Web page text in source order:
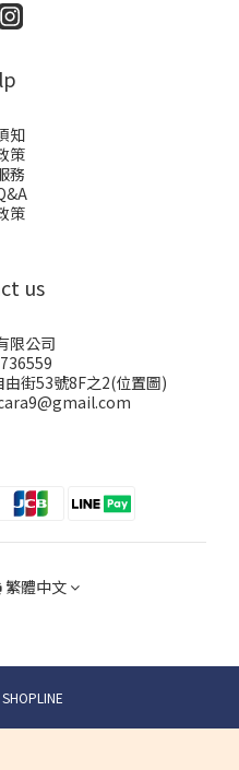
知
策
務
策
us
限公司
由街53號8F之2(位置圖)
繁體中文